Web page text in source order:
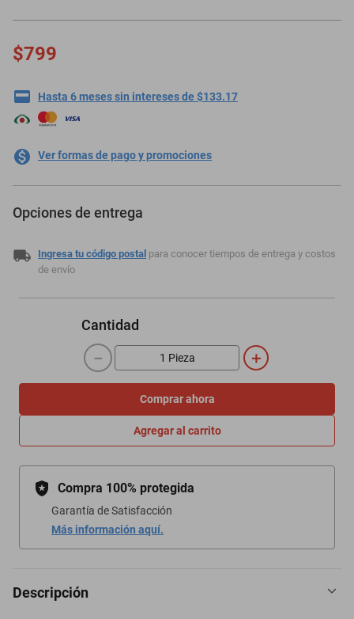
$799
Hasta 6 meses sin intereses de $133.17
Ver formas de pago y promociones
Opciones de entrega
Ingresa tu código postal para conocer tiempos de entrega y costos
de envío
Cantidad
＋
－
Comprar ahora
Agregar al carrito
Compra 100% protegida
Garantía de Satisfacción
Más información aquí.
Descripción